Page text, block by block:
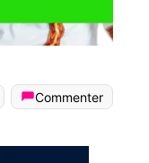
Commenter